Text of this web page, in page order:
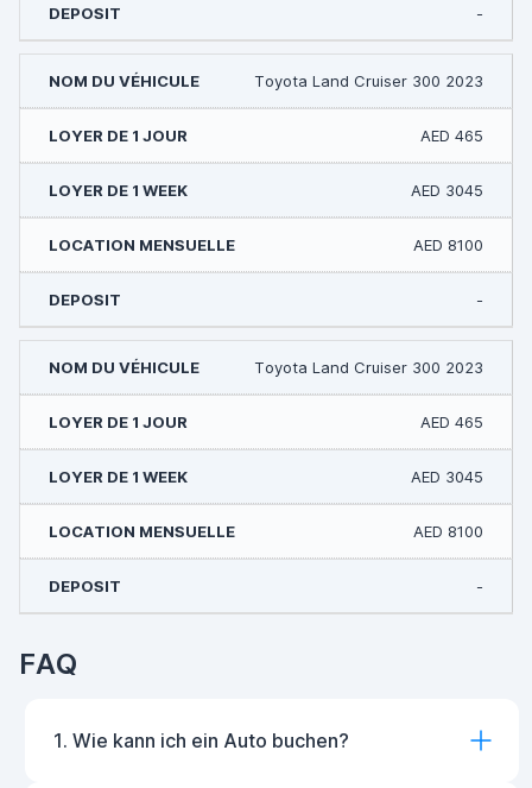
-
Toyota Land Cruiser 300 2023
AED 465
AED 3045
AED 8100
-
Toyota Land Cruiser 300 2023
AED 465
AED 3045
AED 8100
-
FAQ
1. Wie kann ich ein Auto buchen?